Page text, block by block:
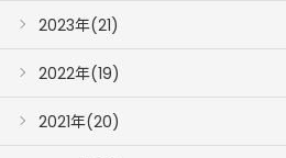
2023年(21)
2022年(19)
2021年(20)